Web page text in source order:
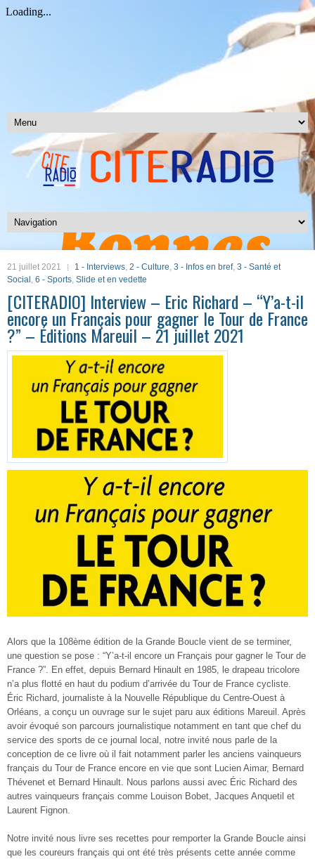
21 juillet 2021 1 - Interviews, 2 - Culture, 3 - Infos en bref, 3 - Santé et
Social , 6 - Sports, Slide et en vedette
[CITERADIO] Interview – Eric Richard – “Y’a-t-il
encore un Français pour gagner le Tour de France
?” – Éditions Mareuil – 21 juillet 2021
Alors que la 108ème édition de la Grande Boucle vient de se terminer,
une question se pose : “Y’a-t-il encore un Français pour gagner le Tour de
France ?”. En effet, depuis Bernard Hinault en 1985, le drapeau tricolore
n’a plus flotté en haut du podium d’arrivée du Tour de France cycliste.
Éric Richard, journaliste à la Nouvelle République du Centre-Ouest à
Orléans, a conçu un ouvrage sur le sujet paru aux éditions Mareuil. Après
avoir évoqué son parcours journalistique notamment en tant que chef du
service des sports de ce journal local, notre invité nous parle de la
conception de ce livre où il fait notamment parler les anciens vainqueurs
français du Tour de France encore en vie que sont Lucien Aimar, Bernard
Thévenet et Bernard Hinault. Nous parlons aussi avec Éric Richard des
autres vainqueurs français comme Louison Bobet, Jacques Anquetil et
Laurent Fignon.
Notre invité nous livre ses recettes pour remporter la Grande Boucle ainsi
que les coureurs français qui ont été très présents cette année comme